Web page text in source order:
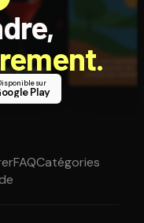
sur
Play
FAQCatégories